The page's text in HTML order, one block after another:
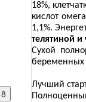
8
18%,
кислот
1,1%.
телятиной
Сухой
Лучший